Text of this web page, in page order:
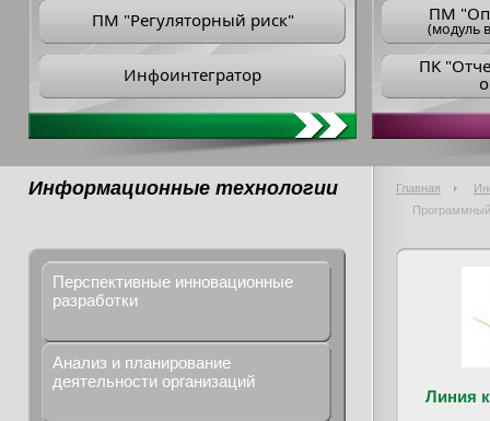
ПМ "Регуляторный риск"
Инфоинтегратор
ПM
(модуль
ПK
Информационные технологии Главная
Перспективные инновационные
разработки
Анализ и планирование
деятельности организаций
Линия